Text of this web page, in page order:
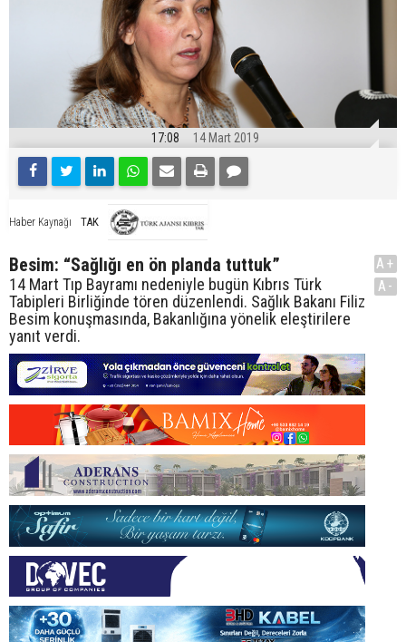
17:08 14 Mart 2019
Haber Kaynağı TAK
Besim: “Sağlığı en ön planda tuttuk”
14 Mart Tıp Bayramı nedeniyle bugün Kıbrıs Türk
Tabipleri Birliğinde tören düzenlendi. Sağlık Bakanı Filiz
Besim konuşmasında, Bakanlığına yönelik eleştirilere
yanıt verdi.
A+
A-